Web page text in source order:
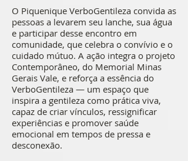
O Piquenique VerboGentileza convida as
pessoas a levarem seu lanche, sua água
e participar desse encontro em
comunidade, que celebra o convívio e o
cuidado mútuo. A ação integra o projeto
Contemporâneo, do Memorial Minas
Gerais Vale, e reforça a essência do
VerboGentileza — um espaço que
inspira a gentileza como prática viva,
capaz de criar vínculos, ressignificar
experiências e promover saúde
emocional em tempos de pressa e
desconexão.